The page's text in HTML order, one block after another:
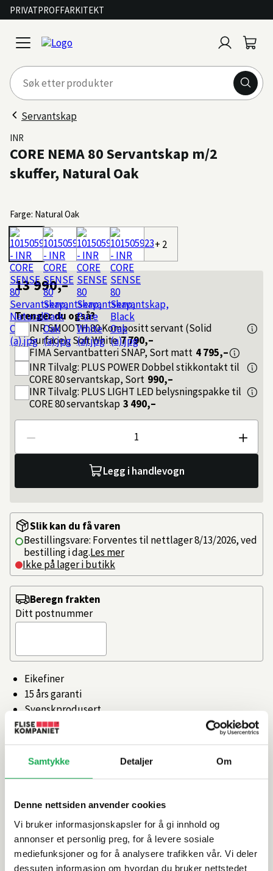
Samtykke Detaljer Om
Denne nettsiden anvender cookies
Vi bruker informasjonskapsler for å gi innhold og
annonser et personlig preg, for å levere sosiale
mediefunksjoner og for å analysere trafikken vår. Vi deler
dessuten informasjon om hvordan du bruker nettstedet
PRIVATPROFFARKITEKT
open
menu
inn
Servantskap
INR
CORE NEMA 80 Servantskap m/2
skuffer, Natural Oak
Farge: Natural Oak
+ 2
13 990,–
Trenger du også?
INRSMOOTH 80 Kompositt servant (Solid
Surface), Soft White 7 790,–
FIMAServantbatteri SNAP, Sort matt 4 795,–
INRTilvalg: PLUS POWER Dobbel stikkontakt til
CORE 80 servantskap, Sort 990,–
INRTilvalg: PLUS LIGHT LED belysningspakke til
CORE 80 servantskap 3 490,–
Antall
Legg i handlevogn
Slik kan du få varen
Bestillingsvare: Forventes til nettlager 8/13/2026, ved
bestilling i dag.Les mer
Ikke på lager i butikk
Eikefiner
15 års garanti
Svenskprodusert
Antisklimatter i alle skuffer.
Artikkelnr.101505921
Beregn frakten
Ditt postnummer
Produktinformasjon
Spesifikasjoner